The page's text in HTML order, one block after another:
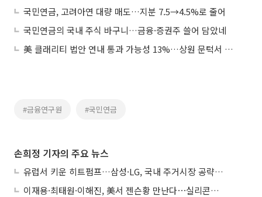
국민연금, 고려아연 대량 매도…지분 7.5→4.5%로 줄어
국민연금의 국내 주식 바구니…금융·증권주 쓸어 담았네
美 클래리티 법안 연내 통과 가능성 13%…상원 문턱서 제동
#금융연구원 #국민연금
손희정 기자의 주요 뉴스
유럽서 키운 히트펌프…삼성·LG, 국내 주거시장 공략 ‘속도’
이재용·최태원·이해진, 美서 젠슨황 만난다⋯실리콘밸리 집결하는 AI리더